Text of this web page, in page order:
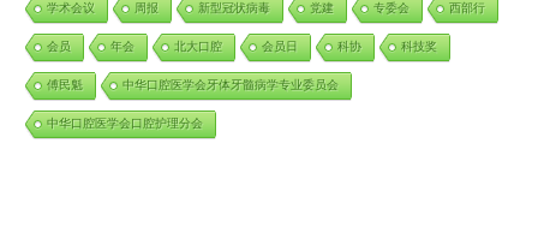
学术会议 周报 新型冠状病毒 党建 专委会 西部行
会员 年会 北大口腔 会员日 科协 科技奖
傅民魁 中华口腔医学会牙体牙髓病学专业委员会
中华口腔医学会口腔护理分会